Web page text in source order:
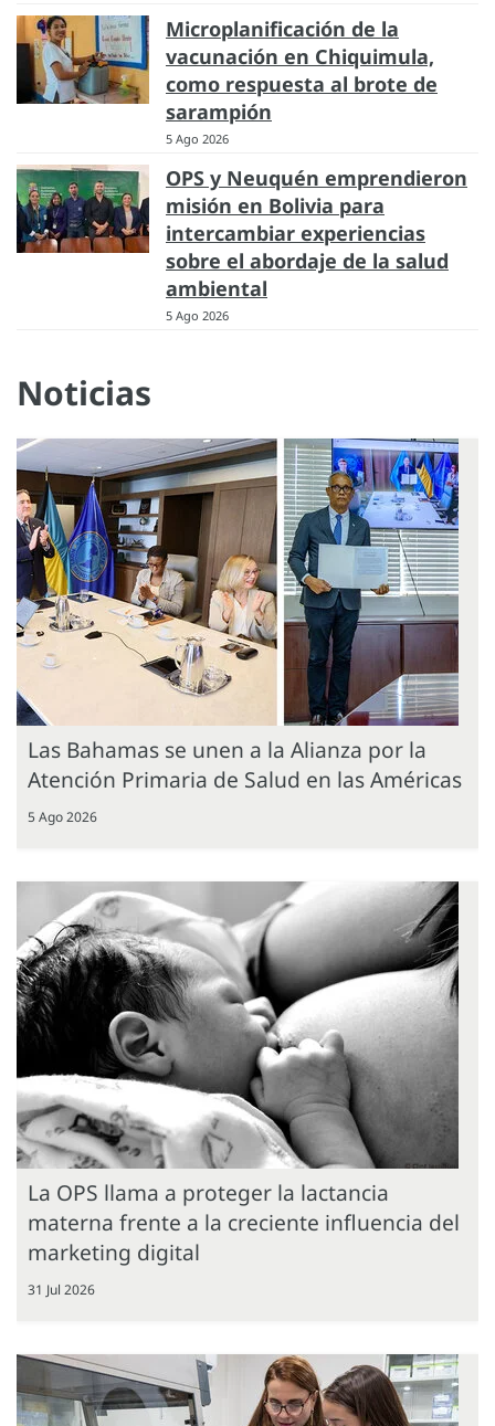
Microplanificación de la
vacunación en Chiquimula,
como respuesta al brote de
sarampión
5 Ago 2026
OPS y Neuquén emprendieron
misión en Bolivia para
intercambiar experiencias
sobre el abordaje de la salud
ambiental
5 Ago 2026
Noticias
Las Bahamas se unen a la Alianza por la
Atención Primaria de Salud en las Américas
5 Ago 2026
La OPS llama a proteger la lactancia
materna frente a la creciente influencia del
marketing digital
31 Jul 2026